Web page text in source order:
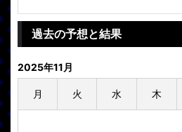
過去の予想と結果
2025年11月
月 火 水 木